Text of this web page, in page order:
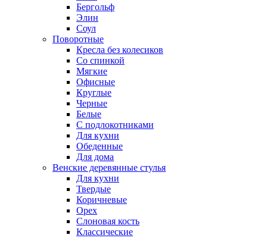
Бергольф
Элин
Соул
Поворотные
Кресла без колесиков
Со спинкой
Мягкие
Офисные
Круглые
Черные
Белые
С подлокотниками
Для кухни
Обеденные
Для дома
Венские деревянные стулья
Для кухни
Твердые
Коричневые
Орех
Слоновая кость
Классические